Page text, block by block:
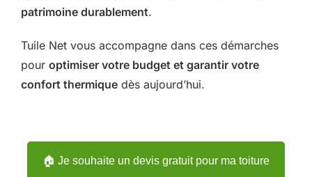
patrimoine durablement.
Tuile Net vous accompagne dans ces démarches
pour optimiser votre budget et garantir votre
confort thermique dès aujourd’hui.
🏠 Je souhaite un devis gratuit pour ma toiture